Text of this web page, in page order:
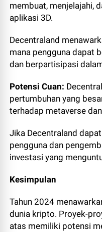
membuat, menjelajahi,
aplikasi 3D.
Decentraland
mana pengguna dapat
dan berpartisipasi
Potensi Cuan:
pertumbuhan yang
terhadap metaverse
Jika Decentraland
pengguna dan
investasi yang
Kesimpulan
Tahun 2024
dunia kripto. Proyek-
atas memiliki potensi